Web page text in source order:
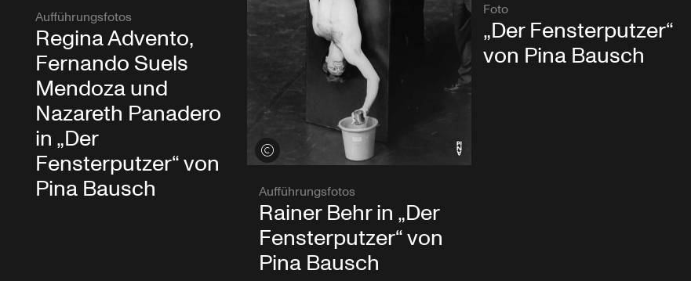
Aufführungsfotos
Regina Advento,
Fernando Suels
Mendoza und
Nazareth Panadero
in „Der
Fensterputzer“ von
Pina Bausch
Credits öffnen
Aufführungsfotos
Rainer Behr in „Der
Fensterputzer“ von
Pina Bausch
Foto
„Der Fensterputzer“
von Pina Bausch